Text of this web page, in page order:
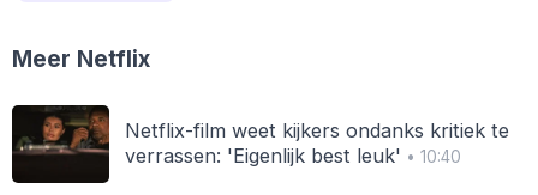
Meer Netflix
Netflix-film weet kijkers ondanks kritiek te
verrassen: 'Eigenlijk best leuk' • 10:40